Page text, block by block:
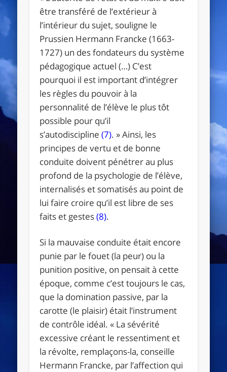
être transféré de l’extérieur à
l’intérieur du sujet, souligne le
Prussien Hermann Francke (1663-
1727) un des fondateurs du système
pédagogique actuel (…) C’est
pourquoi il est important d’intégrer
les règles du pouvoir à la
personnalité de l’élève le plus tôt
possible pour qu’il
s’autodiscipline(7). » Ainsi, les
principes de vertu et de bonne
conduite doivent pénétrer au plus
profond de la psychologie de l’élève,
internalisés et somatisés au point de
lui faire croire qu’il est libre de ses
faits et gestes(8).
Si la mauvaise conduite était encore
punie par le fouet (la peur) ou la
punition positive, on pensait à cette
époque, comme c’est toujours le cas,
que la domination passive, par la
carotte (le plaisir) était l’instrument
de contrôle idéal. « La sévérité
excessive créant le ressentiment et
la révolte, remplaçons-la, conseille
Hermann Francke, par l’affection qui